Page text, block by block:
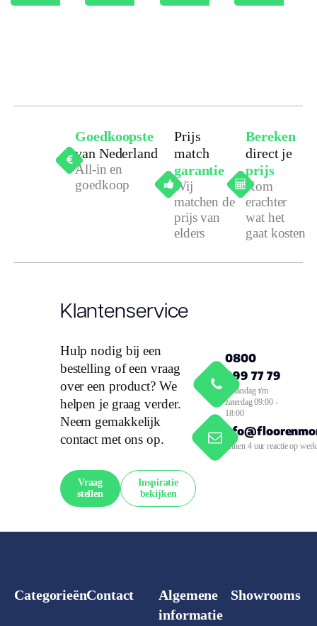
Goedkoopste
van Nederland
All-in en
goedkoop
Prijs
match
garantie
Wij
matchen de
prijs van
elders
Bereken
direct je
prijs
Kom
erachter
wat het
gaat kosten
Klantenservice
Hulp nodig bij een
bestelling of een vraag
over een product? We
helpen je graag verder.
Neem gemakkelijk
contact met ons op.
Vraag
stellen
Inspiratie
bekijken
0800
999 77 79
Maandag t/m
zaterdag 09:00 -
18:00
Binnen 4 uur reactie op
CategorieënContact
Algemene
informatie
Showrooms